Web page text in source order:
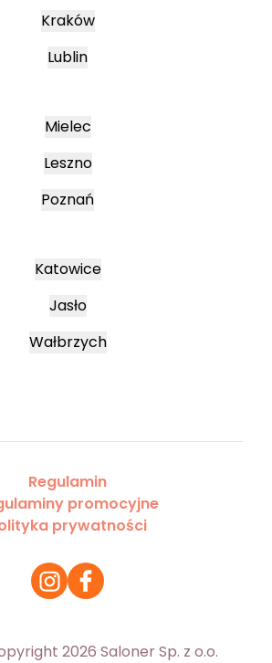
Kraków
Lublin
Mielec
Leszno
Poznań
Katowice
Jasło
Wałbrzych
Regulamin
promocyjne
prywatności
2026 Saloner Sp. z o.o.